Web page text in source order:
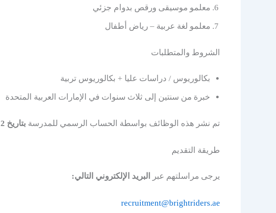
معلمو موسيقى ورقص بدوام جزئي
معلمو لغة عربية – رياض أطفال
الشروط والمتطلبات
بكالوريوس / دراسات عليا + بكالوريوس تربية
خبرة من سنتين إلى ثلاث سنوات في الإمارات العربية المتحدة
تم نشر هذه الوظائف بواسطة الحساب الرسمي للمدرسة بتاريخ 2 مارس 2026م
طريقة التقديم
يرجى مراسلتهم عبر البريد الإلكتروني التالي:
recruitment@brightriders.ae